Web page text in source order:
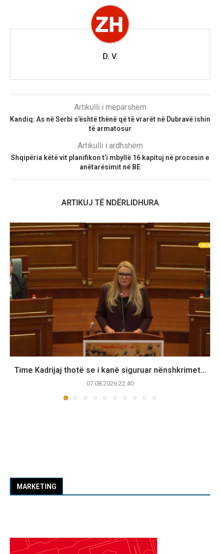
D. V.
Artikulli i mëparshëm
Kandiq: As në Serbi s’është thënë që të vrarët në Dubravë ishin
të armatosur
Artikulli i ardhshëm
Shqipëria këtë vit planifikon t’i mbyllë 16 kapituj në procesin e
anëtarësimit në BE
ARTIKUJ TË NDËRLIDHURA
Time Kadrijaj thotë se i kanë siguruar nënshkrimet...
07.08.2026 22:40
MARKETING